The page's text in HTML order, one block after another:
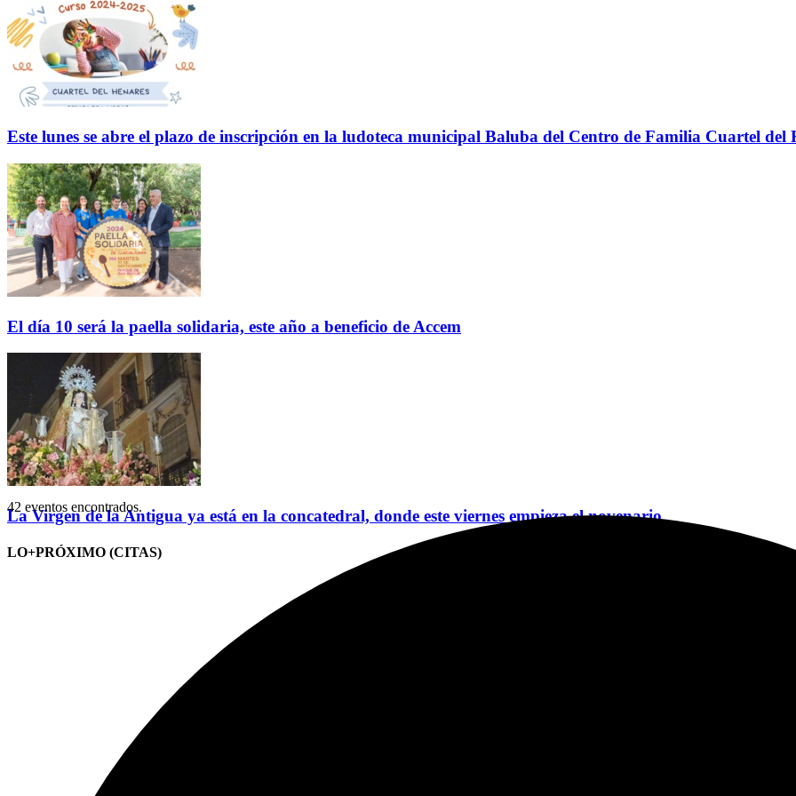
Este lunes se abre el plazo de inscripción en la ludoteca municipal Baluba del Centro de Familia Cuartel del
El día 10 será la paella solidaria, este año a beneficio de Accem
La Virgen de la Antigua ya está en la concatedral, donde este viernes empieza el novenario
LO+PRÓXIMO (CITAS)
42 eventos encontrados.